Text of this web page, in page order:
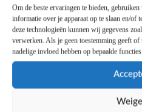
Om de beste ervaringen te bieden,
informatie over je apparaat op te slaan en/of
deze technologieën kunnen wij gegevens
verwerken. Als je geen toestemming geeft
nadelige invloed hebben op bepaalde